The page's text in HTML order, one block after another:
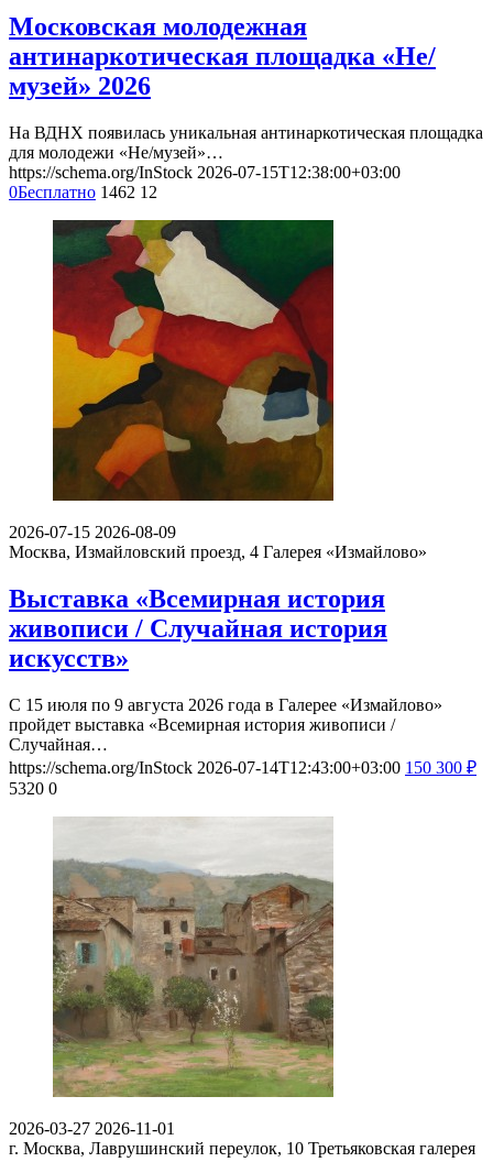
Московская молодежная
антинаркотическая площадка «Не/
музей» 2026
На ВДНХ появилась уникальная антинаркотическая площадка
для молодежи «Не/музей»…
https://schema.org/InStock 2026-07-15T12:38:00+03:00
0Бесплатно 1462 12
2026-07-15 2026-08-09
Москва, Измайловский проезд, 4 Галерея «Измайлово»
Выставка «Всемирная история
живописи / Случайная история
искусств»
С 15 июля по 9 августа 2026 года в Галерее «Измайлово»
пройдет выставка «Всемирная история живописи /
Случайная…
https://schema.org/InStock 2026-07-14T12:43:00+03:00 150 300 ₽
5320 0
2026-03-27 2026-11-01
г. Москва, Лаврушинский переулок, 10 Третьяковская галерея